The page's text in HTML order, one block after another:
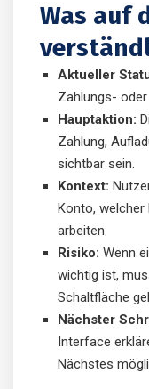
Was auf
Aktueller
Zahlungs-
Hauptaktion:
Zahlung,
sichtbar sein.
Kontext:
Konto, welcher
arbeiten.
Risiko: Wenn
wichtig ist,
Schaltfläche
Nächster
Interface
Nächstes